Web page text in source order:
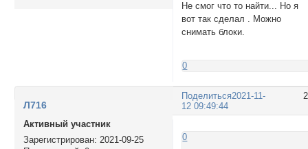
Не смог что то найти... Но я
вот так сделал . Можно
снимать блоки.
0
Поделиться2021-11-
12 09:49:44
Л716
Активный участник
Зарегистрирован: 2021-09-25
0